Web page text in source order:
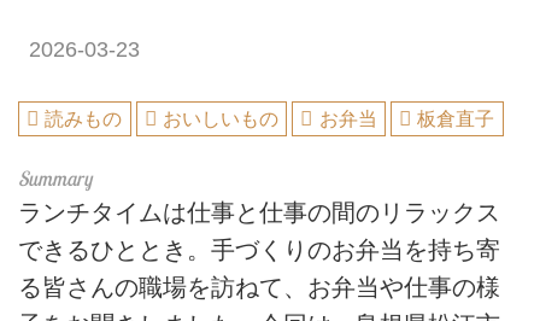
2026-03-23
読みもの おいしいもの お弁当 板倉直子
ランチタイムは仕事と仕事の間のリラックス
できるひととき。手づくりのお弁当を持ち寄
る皆さんの職場を訪ねて、お弁当や仕事の様